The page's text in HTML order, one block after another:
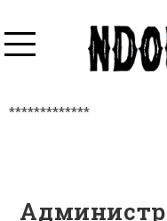
*************